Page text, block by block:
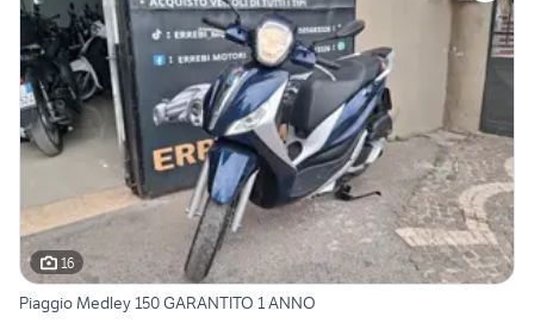
16
Piaggio Medley 150 GARANTITO 1 ANNO